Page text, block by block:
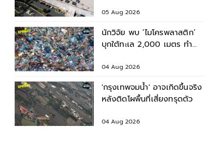
05 Aug 2026
นักวิจัย พบ ‘ไมโครพลาสติก’
บุกใต้ทะเล 2,000 เมตร ทำ
04 Aug 2026
'กรุงเทพจมน้ำ' อาจเกิดขึ้นจริง
หลังติดโผพื้นที่เสี่ยงทรุดตัว
04 Aug 2026